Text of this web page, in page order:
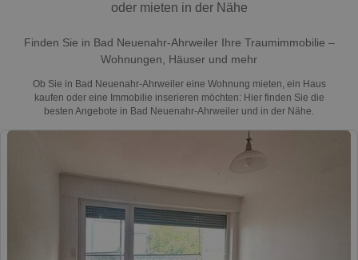
oder mieten in der Nähe
Finden Sie in Bad Neuenahr-Ahrweiler Ihre Traumimmobilie –
Wohnungen, Häuser und mehr
Ob Sie in Bad Neuenahr-Ahrweiler eine Wohnung mieten, ein Haus
kaufen oder eine Immobilie inserieren möchten: Hier finden Sie die
besten Angebote in Bad Neuenahr-Ahrweiler und in der Nähe.